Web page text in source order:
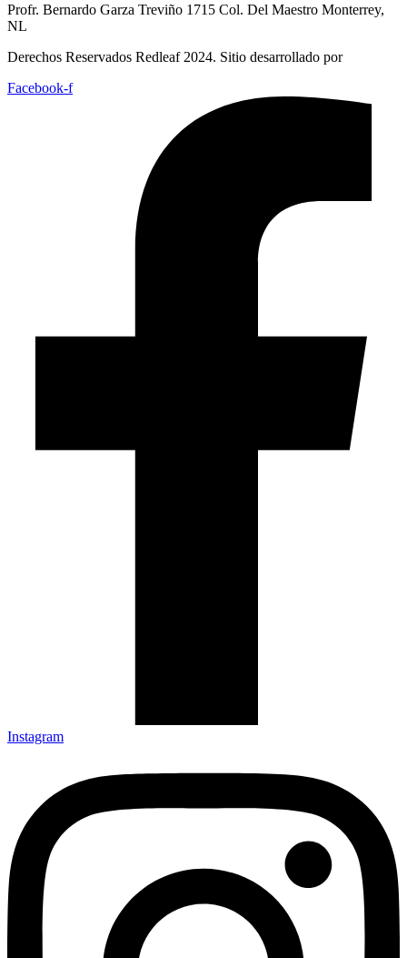
Profr. Bernardo Garza Treviño 1715 Col. Del Maestro Monterrey,
NL
Derechos Reservados Redleaf 2024. Sitio desarrollado por
Facebook-f
Instagram